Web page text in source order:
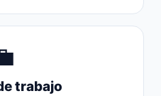
trabajo